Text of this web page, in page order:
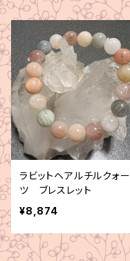
ラビットヘアルチルクォー
ツ ブレスレット
¥8,874